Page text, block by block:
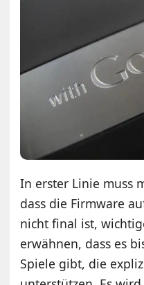
In erster Linie muss
dass die Firmware
nicht final ist,
erwähnen, dass es
Spiele gibt, die